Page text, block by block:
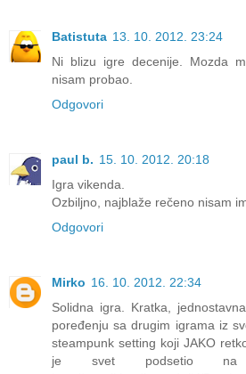
Batistuta 13. 10. 2012. 23:24
Ni blizu igre decenije. Mozda
nisam probao.
Odgovori
paul b. 15. 10. 2012. 20:18
Igra vikenda.
Ozbiljno, najblaže rečeno nisam
Odgovori
Mirko 16. 10. 2012. 22:34
Solidna igra. Kratka,
poređenju sa drugim igrama iz
steampunk setting koji JAKO
je svet podsetio na